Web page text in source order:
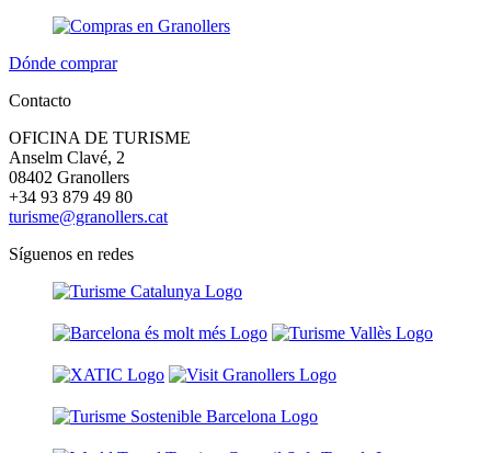
Dónde comprar
Contacto
OFICINA DE TURISME
Anselm Clavé, 2
08402 Granollers
+34 93 879 49 80
turisme@granollers.cat
Síguenos en redes